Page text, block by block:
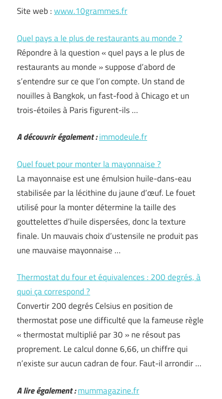
Site web :www.10grammes.fr
Quel pays a le plus de restaurants au monde ?
Répondre à la question « quel pays a le plus de
restaurants au monde » suppose d’abord de
s’entendre sur ce que l’on compte. Un stand de
nouilles à Bangkok, un fast-food à Chicago et un
trois-étoiles à Paris figurent-ils …
A découvrir également :immodeule.fr
Quel fouet pour monter la mayonnaise ?
La mayonnaise est une émulsion huile-dans-eau
stabilisée par la lécithine du jaune d’œuf. Le fouet
utilisé pour la monter détermine la taille des
gouttelettes d’huile dispersées, donc la texture
finale. Un mauvais choix d’ustensile ne produit pas
une mauvaise mayonnaise …
Thermostat du four et équivalences : 200 degrés, à
quoi ça correspond ?
Convertir 200 degrés Celsius en position de
thermostat pose une difficulté que la fameuse règle
« thermostat multiplié par 30 » ne résout pas
proprement. Le calcul donne 6,66, un chiffre qui
n’existe sur aucun cadran de four. Faut-il arrondir …
A lire également :mummagazine.fr